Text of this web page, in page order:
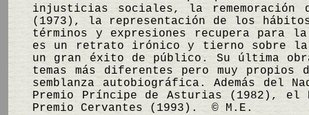
injusticias sociales, la
(1973), la representación de los
términos y expresiones recupera
es un retrato irónico y tierno sobre
un gran éxito de público. Su última
temas más diferentes pero muy
semblanza autobiográfica. Además
Premio Príncipe de Asturias (1982), el
Premio Cervantes (1993). © M.E.